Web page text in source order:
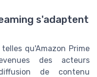
s'adaptent
qu'Amazon Prime
des acteurs
de contenu